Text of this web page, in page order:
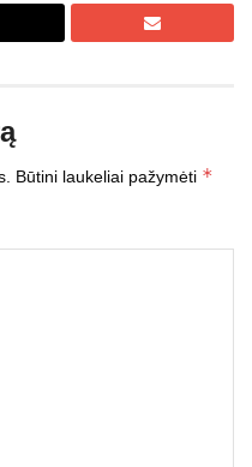
Būtini laukeliai pažymėti *